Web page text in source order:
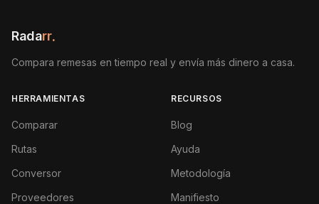
Radarr.
Compara remesas en tiempo real y envía más dinero a casa.
HERRAMIENTAS
Comparar
Rutas
Conversor
Proveedores
RECURSOS
Blog
Ayuda
Metodología
Manifiesto